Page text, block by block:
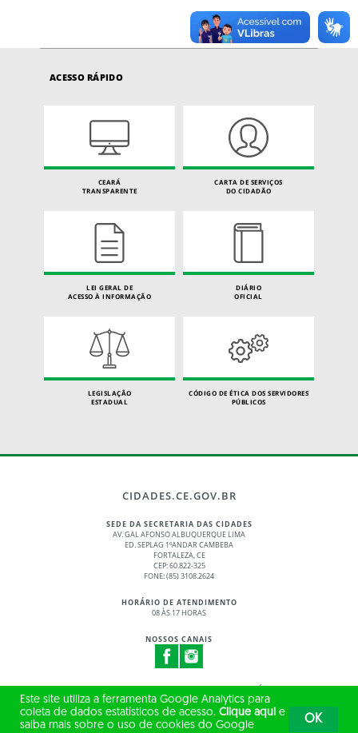
ACESSO RÁPIDO
CEARÁ
TRANSPARENTE
CARTA DE SERVIÇOS
DO CIDADÃO
LEI GERAL DE
ACESSO À INFORMAÇÃO
DIÁRIO
OFICIAL
LEGISLAÇÃO
ESTADUAL
CÓDIGO DE ÉTICA DOS SERVIDORES
PÚBLICOS
CIDADES.CE.GOV.BR
SEDE DA SECRETARIA DAS CIDADES
AV. GAL AFONSO ALBUQUERQUE LIMA
ED. SEPLAG 1ºANDAR CAMBEBA
FORTALEZA, CE
CEP: 60.822-325
FONE: (85) 3108.2624
HORÁRIO DE ATENDIMENTO
08 ÀS 17 HORAS
NOSSOS CANAIS
© 2017 - 2026 – GOVERNO DO ESTADO DO CEARÁ
TODOS OS DIREITOS RESERVADOS
Este site utiliza a ferramenta Google Analytics para
coleta de dados estatísticos de acesso. Clique aqui e
saiba mais sobre o uso de cookies do Google
OK